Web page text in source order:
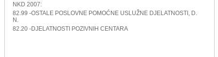
NKD 2007:
82.99 -OSTALE POSLOVNE POMOĆNE USLUŽNE DJELATNOSTI, D.
N.
82.20 -DJELATNOSTI POZIVNIH CENTARA